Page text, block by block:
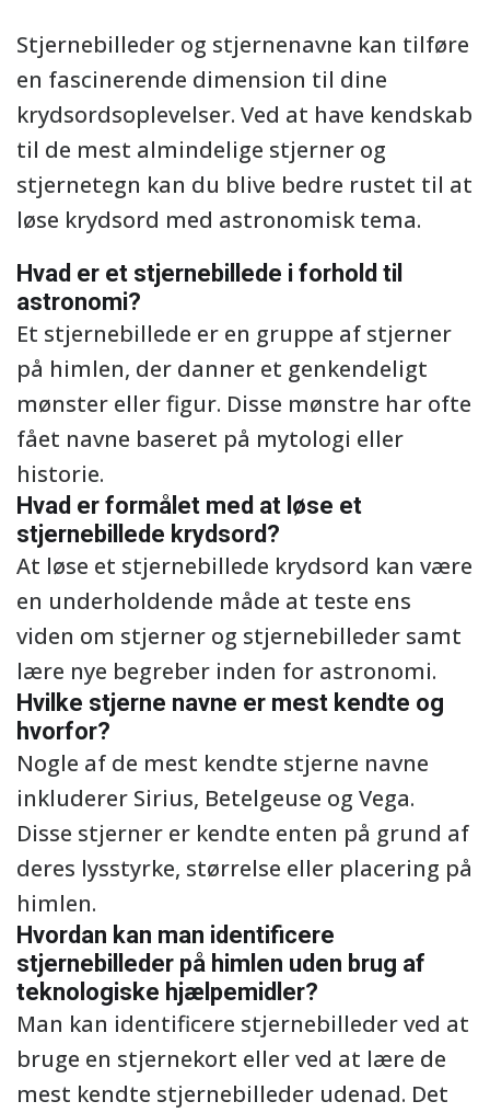
Stjernebilleder og stjernenavne kan tilføre
en fascinerende dimension til dine
krydsordsoplevelser. Ved at have kendskab
til de mest almindelige stjerner og
stjernetegn kan du blive bedre rustet til at
løse krydsord med astronomisk tema.
Hvad er et stjernebillede i forhold til
astronomi?
Et stjernebillede er en gruppe af stjerner
på himlen, der danner et genkendeligt
mønster eller figur. Disse mønstre har ofte
fået navne baseret på mytologi eller
historie.
Hvad er formålet med at løse et
stjernebillede krydsord?
At løse et stjernebillede krydsord kan være
en underholdende måde at teste ens
viden om stjerner og stjernebilleder samt
lære nye begreber inden for astronomi.
Hvilke stjerne navne er mest kendte og
hvorfor?
Nogle af de mest kendte stjerne navne
inkluderer Sirius, Betelgeuse og Vega.
Disse stjerner er kendte enten på grund af
deres lysstyrke, størrelse eller placering på
himlen.
Hvordan kan man identificere
stjernebilleder på himlen uden brug af
teknologiske hjælpemidler?
Man kan identificere stjernebilleder ved at
bruge en stjernekort eller ved at lære de
mest kendte stjernebilleder udenad. Det